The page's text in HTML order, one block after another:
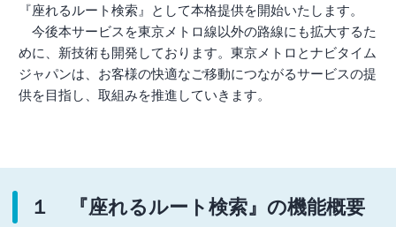
『座れるルート検索』として本格提供を開始いたします。
今後本サービスを東京メトロ線以外の路線にも拡大するた
めに、新技術も開発しております。東京メトロとナビタイム
ジャパンは、お客様の快適なご移動につながるサービスの提
供を目指し、取組みを推進していきます。
１ 『座れるルート検索』の機能概要